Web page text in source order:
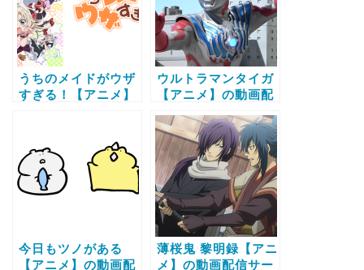
うちのメイドがウザ
すぎる！【アニメ】
ウルトラマンタイガ
【アニメ】の動画配
料で全話視聴する方
法
今日もツノがある
【アニメ】の動画配
薄桜鬼 黎明録【アニ
メ】の動画配信サー